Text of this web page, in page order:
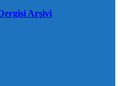
Arşivi